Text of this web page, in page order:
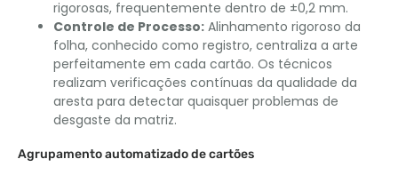
rigorosas, frequentemente dentro de ±0,2 mm.
Controle de Processo: Alinhamento rigoroso da
folha, conhecido como registro, centraliza a arte
perfeitamente em cada cartão. Os técnicos
realizam verificações contínuas da qualidade da
aresta para detectar quaisquer problemas de
desgaste da matriz.
Agrupamento automatizado de cartões